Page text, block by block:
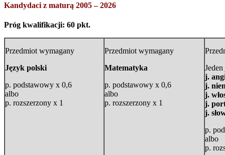
Kandydaci z maturą 2005 – 2026
Próg kwalifikacji: 60 pkt.
Przedmiot wymagany
Język polski
p. podstawowy x 0,6
albo
p. rozszerzony x 1
Przedmiot wymagany
Matematyka
p. podstawowy x 0,6
albo
p. rozszerzony x 1
j.
j.
j.
j.
j.
p.
albo
p.